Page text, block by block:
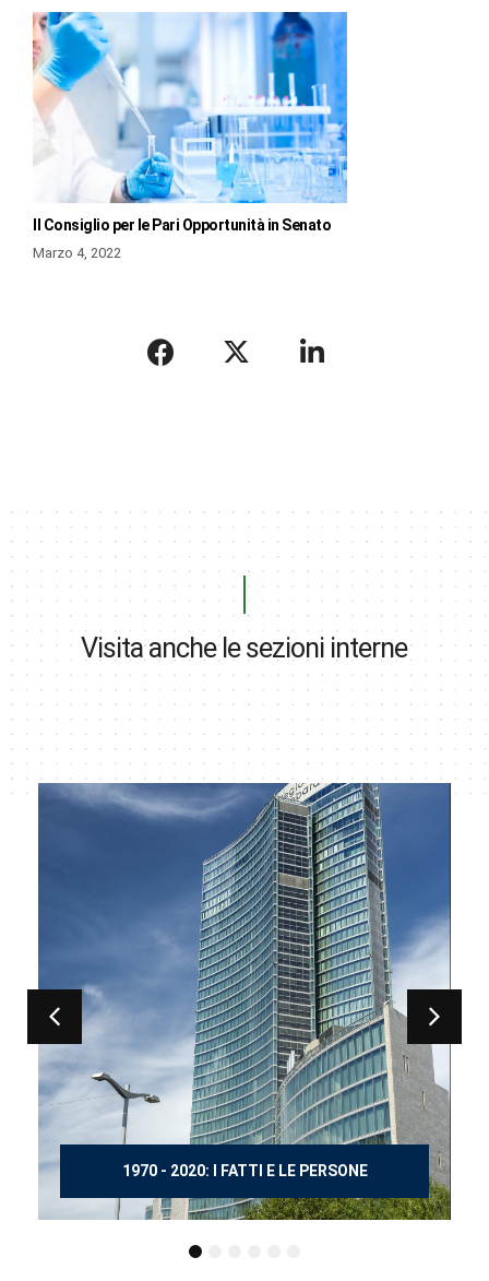
Il Consiglio per le Pari Opportunità in Senato
Marzo 4, 2022
Visita anche le sezioni interne
150 ANNI DOPO MANZONI